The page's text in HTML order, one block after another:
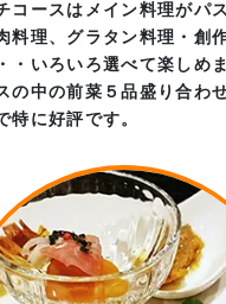
コースはメイン料理がパ
料理、グラタン料理・創
・ いろいろ選べて楽しめ
の中の前菜５品盛り合わ
特に好評です。